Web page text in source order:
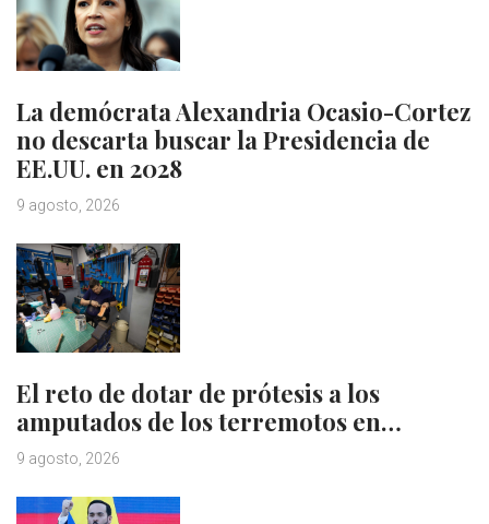
La demócrata Alexandria Ocasio-Cortez
no descarta buscar la Presidencia de
EE.UU. en 2028
9 agosto, 2026
El reto de dotar de prótesis a los
amputados de los terremotos en…
9 agosto, 2026